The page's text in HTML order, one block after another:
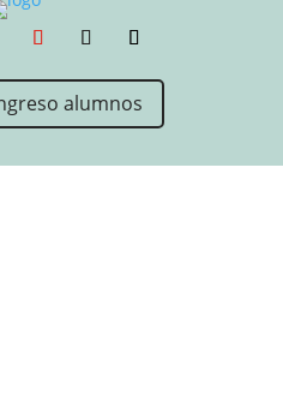
alumnos